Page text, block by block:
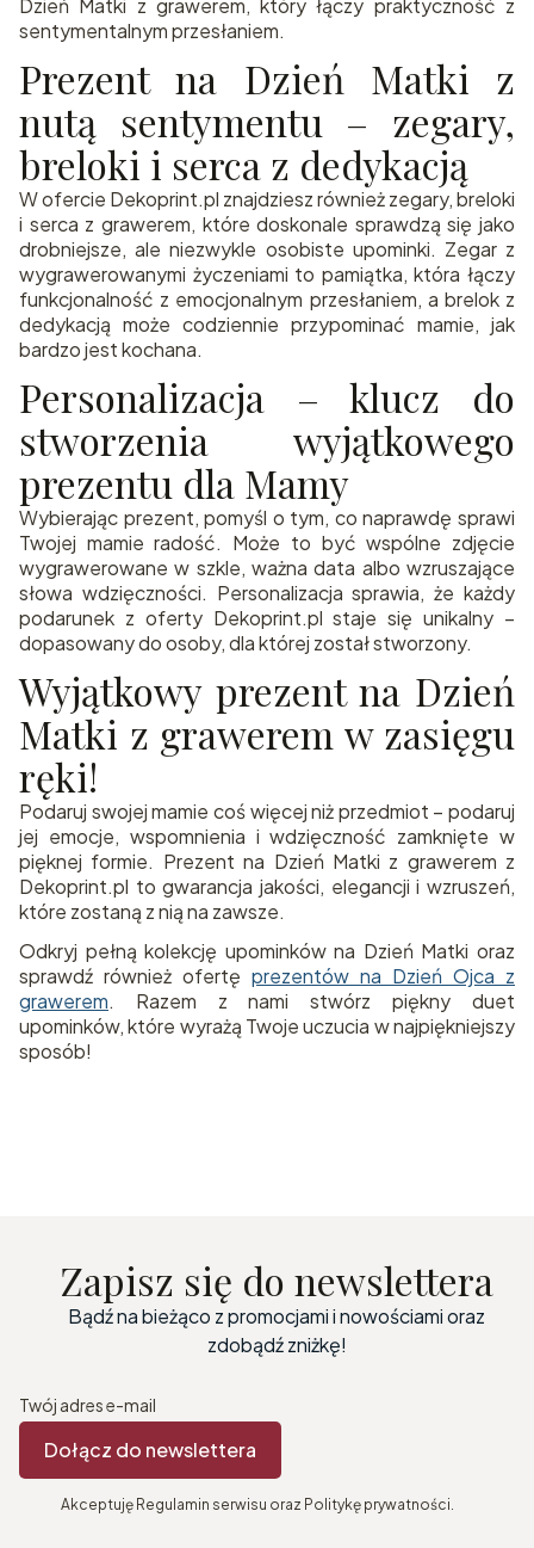
Dzień Matki z grawerem, który łączy praktyczność z
sentymentalnym przesłaniem.
Prezent na Dzień Matki z
nutą sentymentu – zegary,
breloki i serca z dedykacją
W ofercie Dekoprint.pl znajdziesz również zegary, breloki
i serca z grawerem, które doskonale sprawdzą się jako
drobniejsze, ale niezwykle osobiste upominki. Zegar z
wygrawerowanymi życzeniami to pamiątka, która łączy
funkcjonalność z emocjonalnym przesłaniem, a brelok z
dedykacją może codziennie przypominać mamie, jak
bardzo jest kochana.
Personalizacja – klucz do
stworzenia wyjątkowego
prezentu dla Mamy
Wybierając prezent, pomyśl o tym, co naprawdę sprawi
Twojej mamie radość. Może to być wspólne zdjęcie
wygrawerowane w szkle, ważna data albo wzruszające
słowa wdzięczności. Personalizacja sprawia, że każdy
podarunek z oferty Dekoprint.pl staje się unikalny –
dopasowany do osoby, dla której został stworzony.
Wyjątkowy prezent na Dzień
Matki z grawerem w zasięgu
ręki!
Podaruj swojej mamie coś więcej niż przedmiot – podaruj
jej emocje, wspomnienia i wdzięczność zamknięte w
pięknej formie. Prezent na Dzień Matki z grawerem z
Dekoprint.pl to gwarancja jakości, elegancji i wzruszeń,
które zostaną z nią na zawsze.
Odkryj pełną kolekcję upominków na Dzień Matki oraz
sprawdź również ofertę prezentów na Dzień Ojca z
grawerem. Razem z nami stwórz piękny duet
upominków, które wyrażą Twoje uczucia w najpiękniejszy
sposób!
Zapisz się do newslettera
Bądź na bieżąco z promocjami i nowościami oraz
zdobądź zniżkę!
Twój adres e-mail
Dołącz do newslettera
Akceptuję Regulamin serwisu oraz Politykę prywatności.